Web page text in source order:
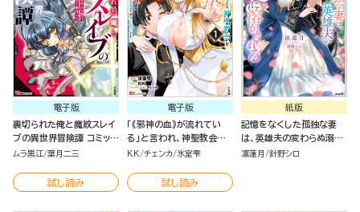
電子版
裏切られた俺と魔紋スレイ
ブの異世界冒険譚 コミック
版 （1）
ムラ黒江 葉月二三
試し読み
電子版
「《邪神の血》が流れてい
る」と言われ、神聖教会を
追放された神父です。 ～理
されたら、信仰対象の女神
様も一緒についてきちゃい
KK チェンカ 氷室雫
試し読み
紙版
記憶をなくした孤独な妻
は、英雄夫の変わらぬ溺愛
に溶かされる
凛蓮月 針野シロ